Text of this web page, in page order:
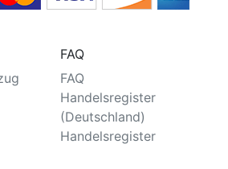
FAQ
FAQ
Handelsregister
(Deutschland)
Handelsregister